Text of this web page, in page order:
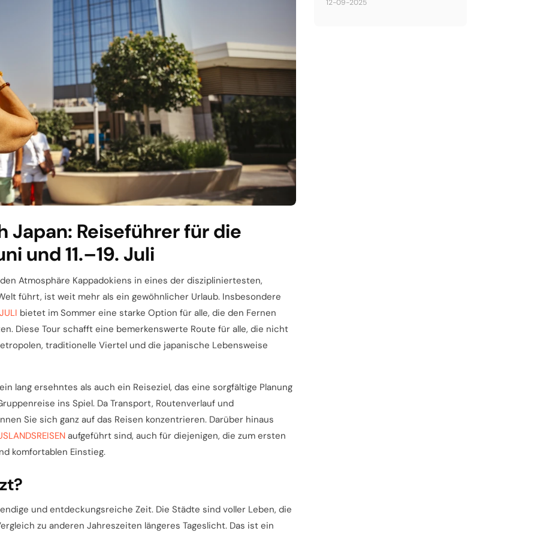
Japan: Reiseführer für die
und 11.–19. Juli
Atmosphäre Kappadokiens in eines der diszipliniertesten,
führt, ist weit mehr als ein gewöhnlicher Urlaub. Insbesondere
bietet im Sommer eine starke Option für alle, die den Fernen
Diese Tour schafft eine bemerkenswerte Route für alle, die nicht
traditionelle Viertel und die japanische Lebensweise
lang ersehntes als auch ein Reiseziel, das eine sorgfältige Planung
ins Spiel. Da Transport, Routenverlauf und
Sie sich ganz auf das Reisen konzentrieren. Darüber hinaus
aufgeführt sind, auch für diejenigen, die zum ersten
komfortablen Einstieg.
und entdeckungsreiche Zeit. Die Städte sind voller Leben, die
zu anderen Jahreszeiten längeres Tageslicht. Das ist ein
12-09-2025